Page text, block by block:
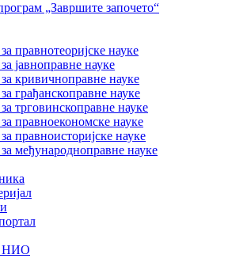
„Завршите започето“
правнотеоријске науке
јавноправне науке
кривичноправне науке
грађанскоправне науке
трговинскоправне науке
правноекономске науке
правноисторијске науке
међународноправне науке
НИО